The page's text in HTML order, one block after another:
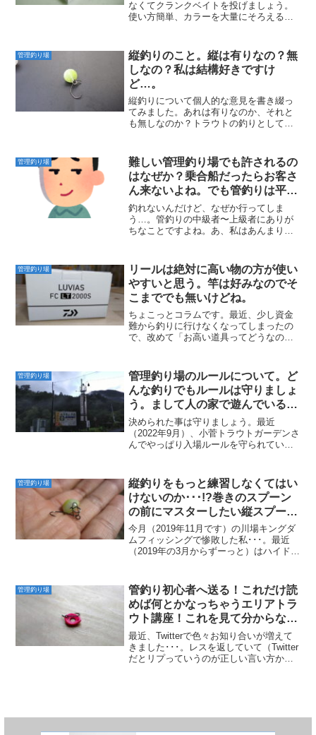
なくてクランクベイトを投げましょう。
使い方簡単、カラーを大量にそろえる必
管理釣り場
縦釣りのこと。縦は有りなの？無
しなの？私は結構好きですけ
ど…。
縦釣りについて個人的な意見を書き綴っ
てみました。あれは有りなのか、それと
も無しなのか？トラウトの釣りとしては
管理釣り場
難しい管理釣り場でも許されるの
はなぜか？乗合船だったらお客さ
ん来ないよね。でも管釣りは平
気･･･。
釣れないんだけど、なぜか行ってしま
う…。管釣りの中級者〜上級者にありが
ちなことですよね。あ、私はあんまり釣
釣れなくても許されちゃうのはなぜ
か？」と書いていきます。これ、...
管理釣り場
リールは絶対に高い物の方が使い
やすいと思う。竿は好みなのでそ
こまででも無いけどね。
ちょこっとコラムです。最近、少し資金
難から釣りに行けなくなってしまったの
で、改めて「お高い道具ってどうなのか
激しいですよね。堤防でサビキ釣りする
ような「竿、リール、仕掛...
管理釣り場
管理釣り場のルールについて。ど
んな釣りでもルールは守りましょ
う。まして人の家で遊んでいるわ
けですから･･･。
決められた事は守りましょう。最近
（2022年9月）、小菅トラウトガーデンさ
んでやっぱり入場ルールを守られていな
ましたよ。ルール違反で先に駐車場に入
っている方･･･。あ、...
管理釣り場
縦釣りをもっと練習しなくてはい
けないのか･･･!?巻きのスプーン
の前にマスターしたい縦スプー
ン！
今月（2019年11月です）の川場キングダ
ムフィッシングで惨敗した私･･･。最近
（2019年の3月からずーっと）はハイドラ
で絶対に勝てる方程式が失われてしまっ
た今、ポ...
管理釣り場
管釣り初心者へ送る！これだけ読
めば何とかなっちゃうエリアトラ
ウト講座！これを見て分からない
人は1冊本でも買いましょうー。
最近、Twitterで色々お知り合いが増えて
きました･･･。レスを返していて（Twitter
だとリプっていうのが正しい言い方か